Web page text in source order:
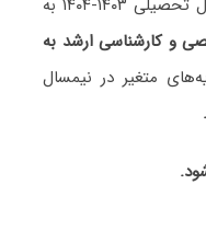
شهریه‌های متغیر در نیمسال دوم سال تحصیلی ۱۴۰۳-۱۴۰۴ به
و کارشناسی ارشد به
متغیر در نیمسال